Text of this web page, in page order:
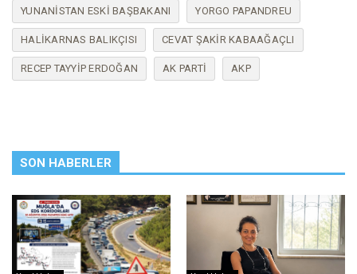
YUNANISTAN ESKI BAŞBAKANI YORGO PAPANDREU
HALIKARNAS BALIKÇISI CEVAT ŞAKIR KABAAĞAÇLI
RECEP TAYYIP ERDOĞAN AK PARTI AKP
SON HABERLER